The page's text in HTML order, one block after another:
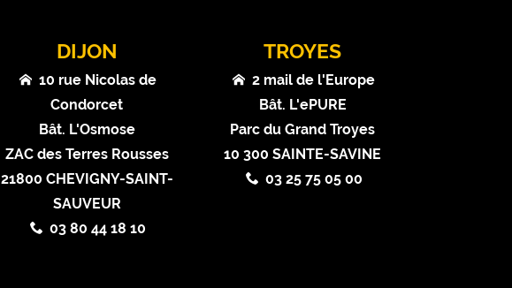
DIJON
10 rue Nicolas de
Condorcet
Bât. L'Osmose
ZAC des Terres Rousses
21800 CHEVIGNY-SAINT-
SAUVEUR
03 80 44 18 10
TROYES
2 mail de l'Europe
Bât. L'ePURE
Parc du Grand Troyes
10 300 SAINTE-SAVINE
03 25 75 05 00